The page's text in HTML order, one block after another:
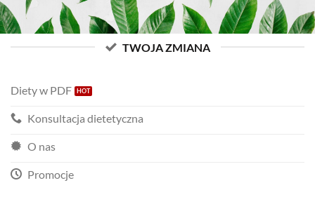
TWOJA ZMIANA
Diety w PDF
Konsultacja dietetyczna
O nas
Promocje